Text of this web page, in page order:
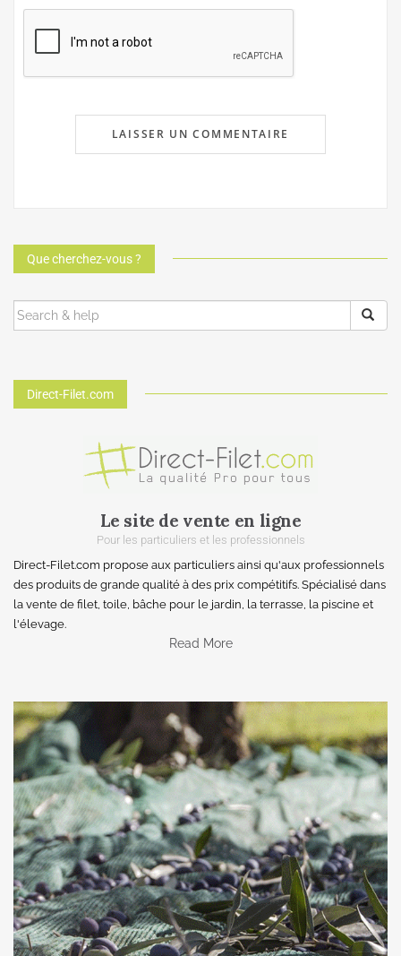
Que cherchez-vous ?
Direct-Filet.com
Le site de vente en ligne
Pour les particuliers et les professionnels
Direct-Filet.com propose aux particuliers ainsi qu'aux professionnels
des produits de grande qualité à des prix compétitifs. Spécialisé dans
la vente de filet, toile, bâche pour le jardin, la terrasse, la piscine et
l'élevage.
Read More